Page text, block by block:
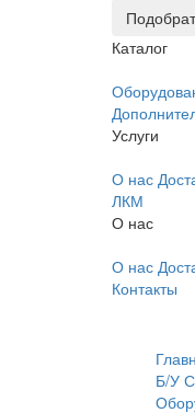
Каталог
Услуги
О нас
ЛКМ
О нас
О нас
Контакты
Б/У